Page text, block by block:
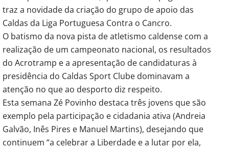
traz a novidade da criação do grupo de apoio das
Caldas da Liga Portuguesa Contra o Cancro.
O batismo da nova pista de atletismo caldense com a
realização de um campeonato nacional, os resultados
do Acrotramp e a apresentação de candidaturas à
presidência do Caldas Sport Clube dominavam a
atenção no que ao desporto diz respeito.
Esta semana Zé Povinho destaca três jovens que são
exemplo pela participação e cidadania ativa (Andreia
Galvão, Inês Pires e Manuel Martins), desejando que
continuem “a celebrar a Liberdade e a lutar por ela,